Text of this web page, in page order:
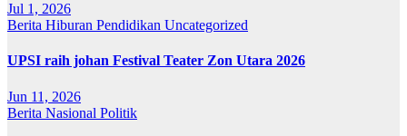
Jul 1, 2026
Berita Hiburan Pendidikan Uncategorized
UPSI raih johan Festival Teater Zon Utara 2026
Jun 11, 2026
Berita Nasional Politik